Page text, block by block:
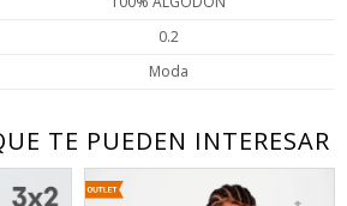
0.2
Moda
TE PUEDEN INTERESAR